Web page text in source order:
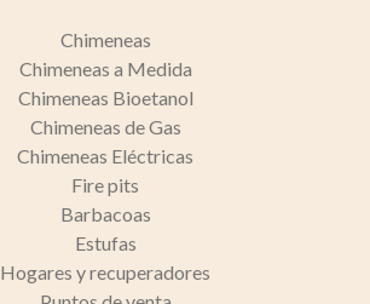
Chimeneas
Chimeneas a Medida
Chimeneas Bioetanol
Chimeneas de Gas
Chimeneas Eléctricas
Fire pits
Barbacoas
Estufas
Hogares y recuperadores